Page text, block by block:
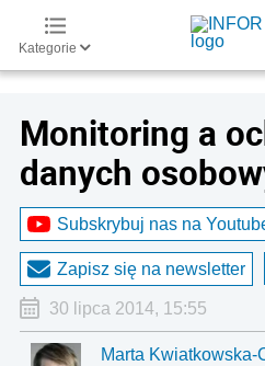
Kategorie
Monitoring a
danych
Subskrybuj nas na
Zapisz się na newsletter
30 lipca 2014, 15:55
Marta Kwiatkowska-